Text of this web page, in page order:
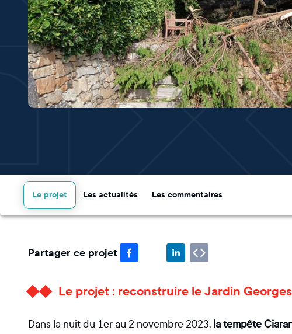
Le projet Les actualités Les commentaires
Partager ce projet
Le projet : reconstruire le Jardin
Dans la nuit du 1er au 2 novembre 2023, la tempête